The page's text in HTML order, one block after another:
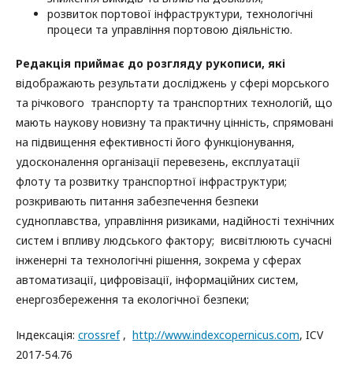
розвиток портової інфраструктури, технологічні
процеси та управління портовою діяльністю.
Редакція приймає до розгляду рукописи, які
відображають результати досліджень у сфері морського
та річкового транспорту та транспортних технологій, що
мають наукову новизну та практичну цінність, спрямовані
на підвищення ефективності його функціонування,
удосконалення організації перевезень, експлуатації
флоту та розвитку транспортної інфраструктури;
розкривають питання забезпечення безпеки
судноплавства, управління ризиками, надійності технічних
систем і впливу людського фактору; висвітлюють сучасні
інженерні та технологічні рішення, зокрема у сферах
автоматизації, цифровізації, інформаційних систем,
енергозбереження та екологічної безпеки;
Індексація: crossref, http://www.indexcopernicus.com, ICV
2017-54.76